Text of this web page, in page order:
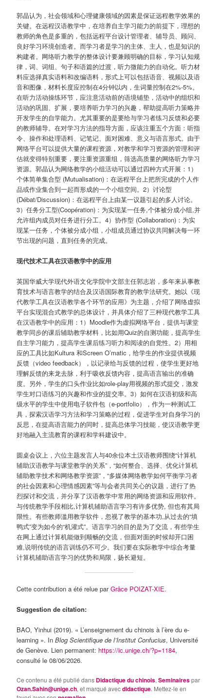
郭晶认为，社会领域和心理健康领域的因素是保证远程教学效果的
关键。在远程汉语教学中，在培养自主学习能力的前提下，理想的
教师的角色是多重的，包括远程平台设计管理者、辅导员、顾问、
良好学习环境创造者。而学习者是学习的主体、主人，也是知识的
构建者。网络听力教学的整体设计要兼顾明确的目标，学习认知规
律，词、词组、句子和语篇的过渡，听力微能力的自动化。听力材
料应选择真实语料和改编语料，形式上可以包括语音、视频以及语
音和图像，材料长度应控制在4分钟以内，生词量控制在2%-5%。
在听力活动操练环节，应注意活动前的语境铺垫，活动中的组织和
活动的巩固、扩展，要培养听力学习的兴趣，帮助提高听力策略并
开发学生的自学能力。尤其重要的是要给与学习者练习反馈和必要
的教师辅导。在对学习方法的指导方面，应该注重五个方面：听指
令、操作和处理语料、记笔记、面对困难、意义与语言形式。由于
网络平台可以提供大量的课程资源，对教学和学习资源的管理和评
估就变得特别重要，要注重资源重组，筛选高质量的网络听力学习
资源。郭晶认为网络教学的小组活动可以通过四种方式开展：1）
个体简单集合型 (Mutualisation)：在远程平台上把所完成的个人作
品或作业集合到一起而形成的一个小组空间。2）讨论型
(Débat/Discussion)：在远程平台上由某一议题引起的多人讨论。
3）任务分工型(Coopération)：为实现某一任务,个体被分成小组,并
允许组内成员对任务进行分工。4）协作型 (Collaboration)：为实
现某一任务，个体被分成小组，小组成员通过协议共同解决每一环
节出现的问题，直到任务的完成。
现代技术工具在汉语教学中的应用
英国华威大学现代外语文化学院中文部主任郭志岩，多年来从事教
育技术与语言教学的结合及汉语国际教育的教学法研究。她以《现
代教学工具在汉语教学各个环节的应用》为主题，介绍了网络虚拟
平台实现混合式教学的总体设计，并具体介绍了三种现代教学工具
在汉语教学中的应用：1）Moodle作为虚拟网络平台，提供与课堂
教学同步的课后辅助教学材料，比如用Quiz的自测功能，提高学生
自主学习能力，提高学生课后练习听力和阅读的自觉性。2）用相
应的工具比如Kultura 和Screen O’matic，给学生的作业提供视频
反馈（video feedback），以记录给与反馈的过程，使学生更好地
理解反馈的来龙去脉，利于吸收反馈内容，提高语言输出的准确
度。另外，学生的口头作业比如role-play用视频的形式提交，激发
学生对口语练习的兴趣和作业的提交率。3）如何在汉语初级和高
级水平的学生中使用电子软件包（e-portfolio），作为一种测试工
具，探索汉语学习方法和学习策略的过程，促进学生对自身学习的
反思，在提高语言能力的同时，提高总体学习技能，使汉语教学更
好地融入主流教育的课程和学科建设中。
圆桌会议上，六位主题发言人与40余位本土汉语教师围绕“计算机
辅助汉语教学与课堂教学的关系”，“如何整合、选择、优化计算机
辅助教学技术和网络教学资源”，“多媒体网络教学如何平衡学习者
的社会因素和心理情感因素”等与会者共同关心的议题，进行了热
烈探讨和交流，并分享了汉语教学中常用的网络资源和应用软件。
与传统教学手段相比,计算机辅助语言学习有许多优势, 但也有其局
限性。有些教师滥用教学软件，忽视了教学的基本功,从过去的“填
鸭式”变为如今的“机灌式”。语言学习的目的是为了交流，有些学生
在网上通过计算机能做到顺畅的交流，但面对面的时候却开口困
难,说明传统的语言训练仍不可少。我们要在实际教学中综合考量
计算机辅助语言学习的优势和局限，扬长避短。
Cette contribution a été relue parGrâce POIZAT-XIE.
Suggestion de citation:
BAO, Yinhui (2019). « L’enseignement du chinois à l’ère du e-
learning ». InBlog Scientifique de l’Institut Confucius, Université
de Genève. Lien permanent: https://ic.unige.ch/?p=1184,
consulté le 08/06/2026.
Ce contenu a été publié dans Didactique du chinois,Seminairespar
Ozan.Sahin@unige.ch, et marqué avecdidactique. Mettez-le en